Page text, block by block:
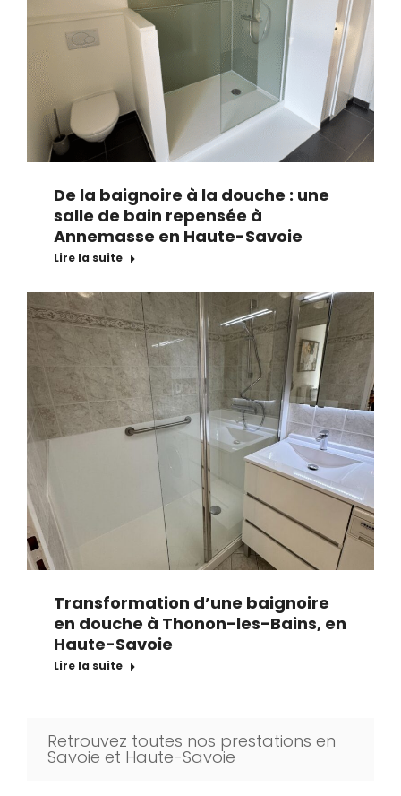
De la baignoire à la douche : une
salle de bain repensée à
Annemasse en Haute-Savoie
Lire la suite
Transformation d’une baignoire
en douche à Thonon-les-Bains, en
Haute-Savoie
Lire la suite
Retrouvez toutes nos prestations en
Savoie et Haute-Savoie